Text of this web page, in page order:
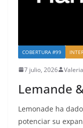
COBERTURA #99
7 julio, 2026
Lemande
Lemonade ha
potenciar su